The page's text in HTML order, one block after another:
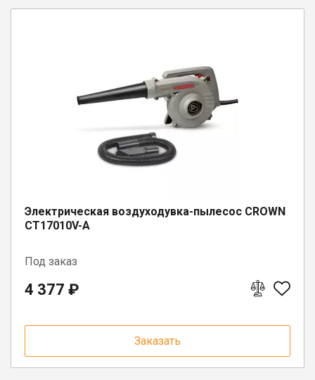
Электрическая воздуходувка-пылесос CROWN
CT17010V-A
Под заказ
4 377 ₽
Заказать